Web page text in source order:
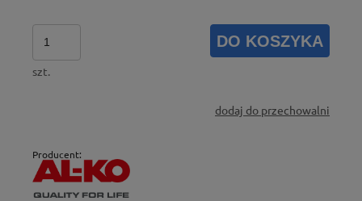
szt.
DO KOSZYKA
dodaj do przechowalni
Producent: